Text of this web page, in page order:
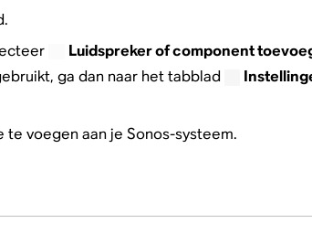
Luidspreker of component
ga dan naar het tabblad
voegen aan je Sonos-systeem.